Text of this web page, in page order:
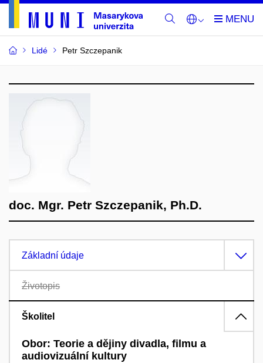
Lidé Petr Szczepanik
doc. Mgr. Petr Szczepanik, Ph.D.
Základní údaje
Životopis
Školitel
Obor: Teorie a dějiny divadla, filmu a
audiovizuální kultury